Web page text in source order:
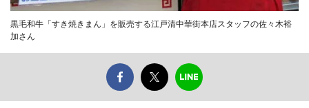
黒毛和牛「すき焼きまん」を販売する江戸清中華街本店スタッフの佐々木裕
加さん